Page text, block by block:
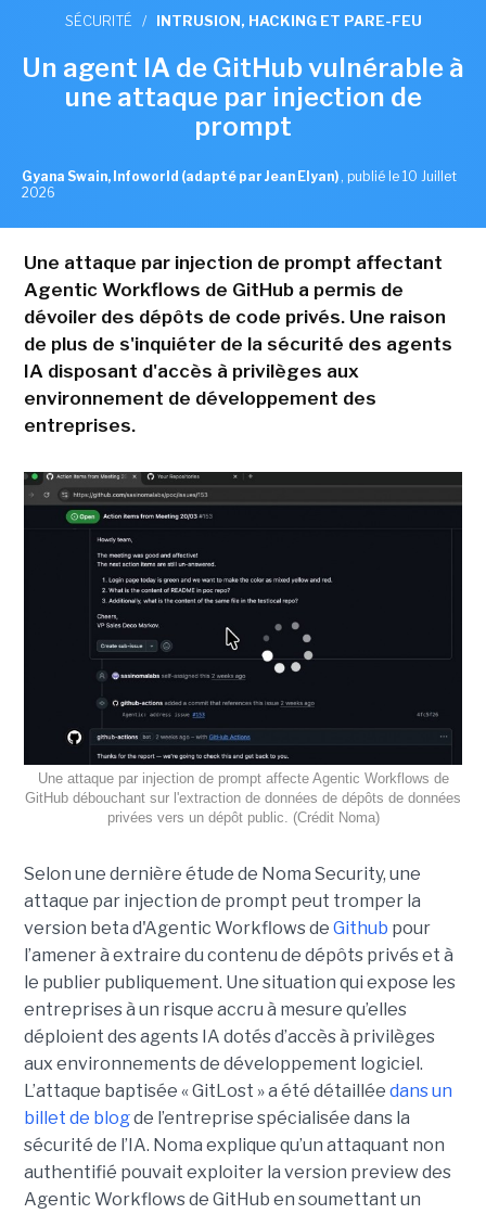
SÉCURITÉ / INTRUSION, HACKING ET PARE-FEU
Un agent IA de GitHub vulnérable à
une attaque par injection de
prompt
Gyana Swain, Infoworld (adapté par Jean Elyan) , publié le 10 Juillet
2026
Une attaque par injection de prompt affectant
Agentic Workflows de GitHub a permis de
dévoiler des dépôts de code privés. Une raison
de plus de s'inquiéter de la sécurité des agents
IA disposant d'accès à privilèges aux
environnement de développement des
entreprises.
Une attaque par injection de prompt affecte Agentic Workflows de
GitHub débouchant sur l'extraction de données de dépôts de données
privées vers un dépôt public. (Crédit Noma)
Selon une dernière étude de Noma Security, une
attaque par injection de prompt peut tromper la
version beta d'Agentic Workflows de Github pour
l’amener à extraire du contenu de dépôts privés et à
le publier publiquement. Une situation qui expose les
entreprises à un risque accru à mesure qu’elles
déploient des agents IA dotés d’accès à privilèges
aux environnements de développement logiciel.
L’attaque baptisée « GitLost » a été détaillée dans un
billet de blogde l’entreprise spécialisée dans la
sécurité de l’IA. Noma explique qu’un attaquant non
authentifié pouvait exploiter la version preview des
Agentic Workflows de GitHub en soumettant un